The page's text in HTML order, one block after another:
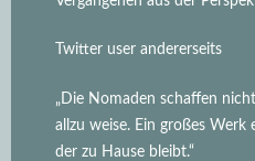
Twitter user andererseits
„Die Nomaden schaffen
allzu weise. Ein großes
der zu Hause bleibt.“